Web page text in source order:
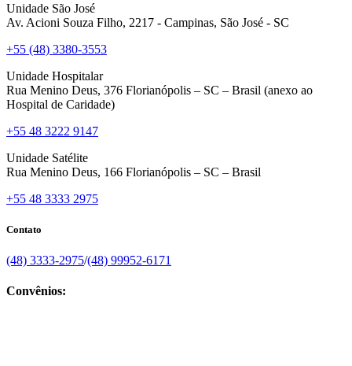
Unidade São José
Av. Acioni Souza Filho, 2217 - Campinas, São José - SC
+55 (48) 3380-3553
Unidade Hospitalar
Rua Menino Deus, 376 Florianópolis – SC – Brasil (anexo ao
Hospital de Caridade)
+55 48 3222 9147
Unidade Satélite
Rua Menino Deus, 166 Florianópolis – SC – Brasil
+55 48 3333 2975
Contato
(48) 3333-2975/(48) 99952-6171
Convênios: